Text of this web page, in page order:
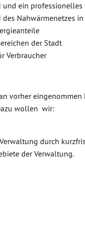
ein
Nahwärmenetzes
der Stadt
Verbraucher
vorher
wollen wir:
durch
der Verwaltung.